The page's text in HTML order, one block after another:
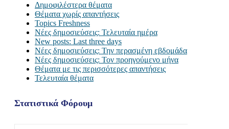
Δημοφιλέστερα θέματα
Θέματα χωρίς απαντήσεις
Topics Freshness
Νέες δημοσιεύσεις: Τελευταία ημέρα
New posts: Last three days
Νέες δημοσιεύσεις: Την περασμένη εβδομάδα
Νέες δημοσιεύσεις: Τον προηγούμενο μήνα
Θέματα με τις περισσότερες απαντήσεις
Τελευταία θέματα
Στατιστικά Φόρουμ